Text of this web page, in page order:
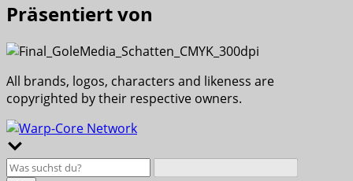
Präsentiert von
All brands, logos, characters and likeness are
copyrighted by their respective owners.